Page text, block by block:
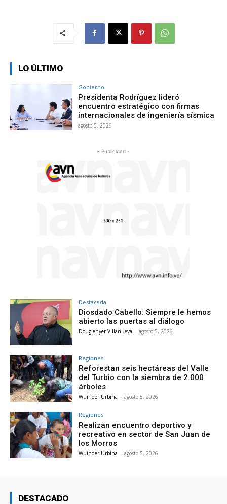
LO ÚLTIMO
Gobierno
Presidenta Rodríguez lideró
encuentro estratégico con firmas
internacionales de ingeniería sísmica
agosto 5, 2026
- Publicidad -
Destacada
Diosdado Cabello: Siempre le hemos
abierto las puertas al diálogo
Douglenyer Villanueva - agosto 5, 2026
Regiones
Reforestan seis hectáreas del Valle
del Turbio con la siembra de 2.000
árboles
Wuinder Urbina - agosto 5, 2026
Regiones
Realizan encuentro deportivo y
recreativo en sector de San Juan de
los Morros
Wuinder Urbina - agosto 5, 2026
DESTACADO